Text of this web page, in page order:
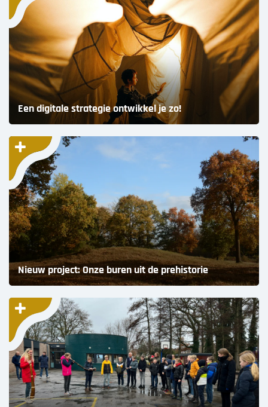
Een digitale strategie ontwikkel je zo!
Nieuw project: Onze buren uit de prehistorie